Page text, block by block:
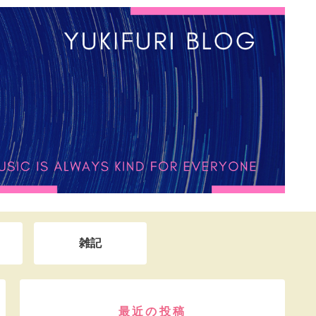
雑記
最近の投稿